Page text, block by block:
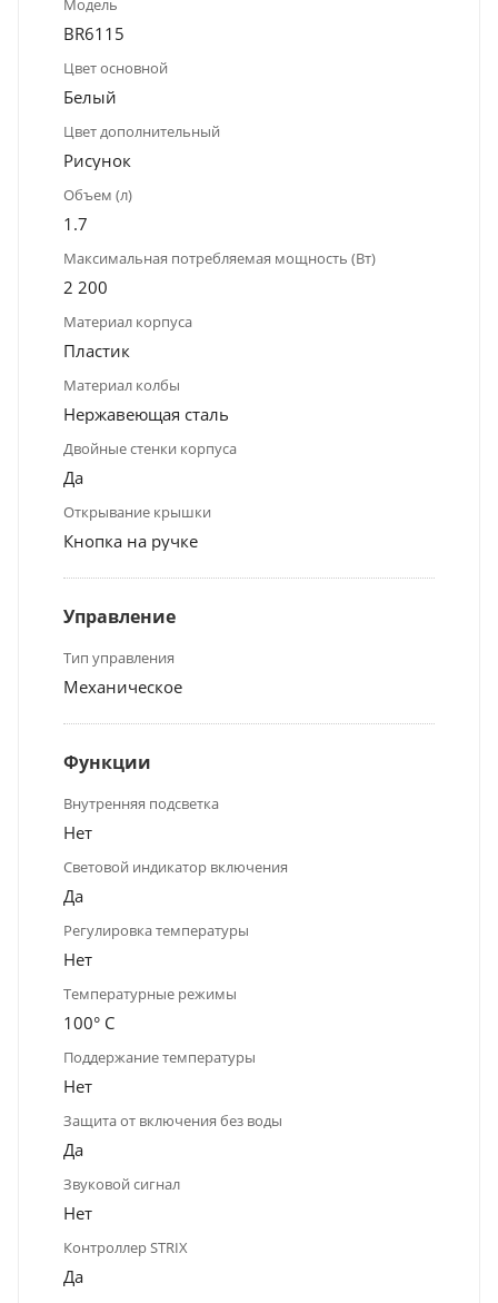
Модель
BR6115
Цвет основной
Белый
Цвет дополнительный
Рисунок
Объем (л)
1.7
Максимальная потребляемая мощность (Вт)
2 200
Материал корпуса
Пластик
Материал колбы
Нержавеющая сталь
Двойные стенки корпуса
Да
Открывание крышки
Кнопка на ручке
Управление
Тип управления
Механическое
Функции
Внутренняя подсветка
Нет
Световой индикатор включения
Да
Регулировка температуры
Нет
Температурные режимы
100° С
Поддержание температуры
Нет
Защита от включения без воды
Да
Звуковой сигнал
Нет
Контроллер STRIX
Да